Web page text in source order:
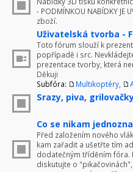
- PODMÍNKOU NABÍDKY JE
zboží.
Uživatelská tvorba -
Toto fórum slouží k
popřípadě i src.
prezentace tvorby, která
Děkuji
Subfóra:
Multikoptéry
Srazy, piva,
Co se nikam
Před založením nového
kam zařadit a ušetřte tím
dodatečným tříděním fóra.
diskutujte o